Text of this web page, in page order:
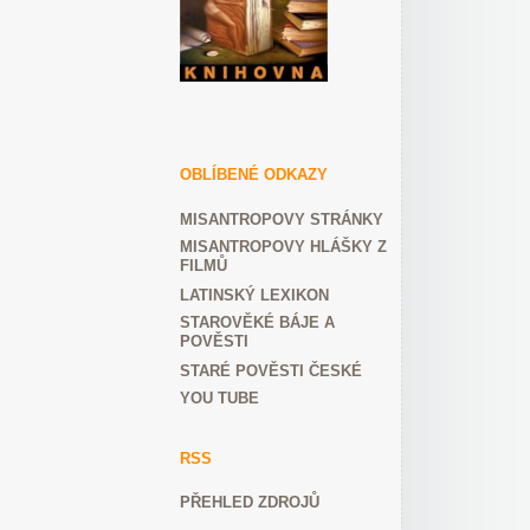
OBLÍBENÉ ODKAZY
MISANTROPOVY STRÁNKY
MISANTROPOVY HLÁŠKY Z
FILMŮ
LATINSKÝ LEXIKON
STAROVĚKÉ BÁJE A
POVĚSTI
STARÉ POVĚSTI ČESKÉ
YOU TUBE
RSS
PŘEHLED ZDROJŮ